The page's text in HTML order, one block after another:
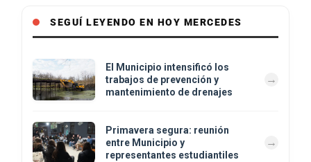
SEGUÍ LEYENDO EN HOY MERCEDES
El Municipio intensificó los
trabajos de prevención y
mantenimiento de drenajes
Primavera segura: reunión
entre Municipio y
representantes estudiantiles